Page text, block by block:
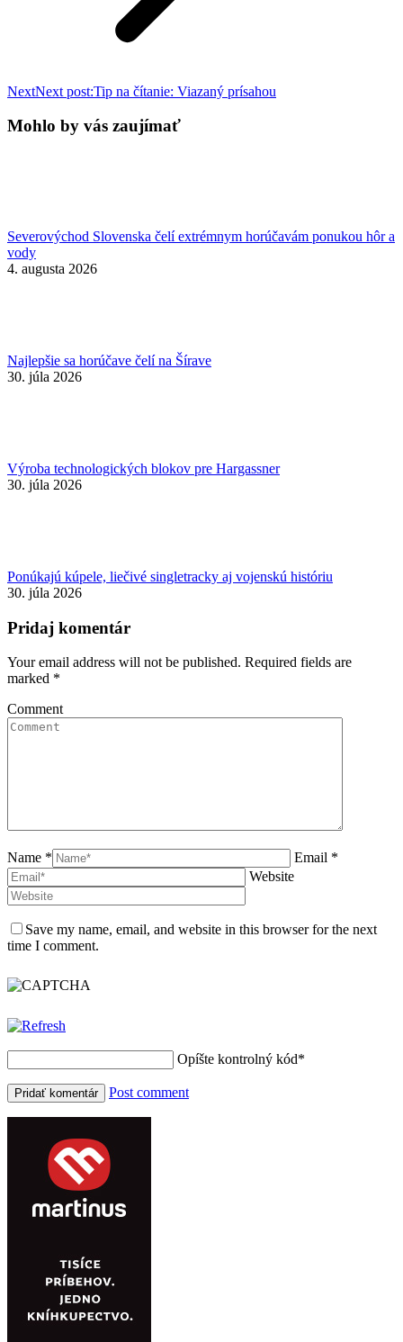
NextNext post:Tip na čítanie: Viazaný prísahou
Mohlo by vás zaujímať
Severovýchod Slovenska čelí extrémnym horúčavám ponukou hôr a
vody
4. augusta 2026
Najlepšie sa horúčave čelí na Šírave
30. júla 2026
Výroba technologických blokov pre Hargassner
30. júla 2026
Ponúkajú kúpele, liečivé singletracky aj vojenskú históriu
30. júla 2026
Pridaj komentár
Your email address will not be published. Required fields are
marked *
Comment
Name *
Email *
Website
Save my name, email, and website in this browser for the next
time I comment.
Opíšte kontrolný kód*
Post comment